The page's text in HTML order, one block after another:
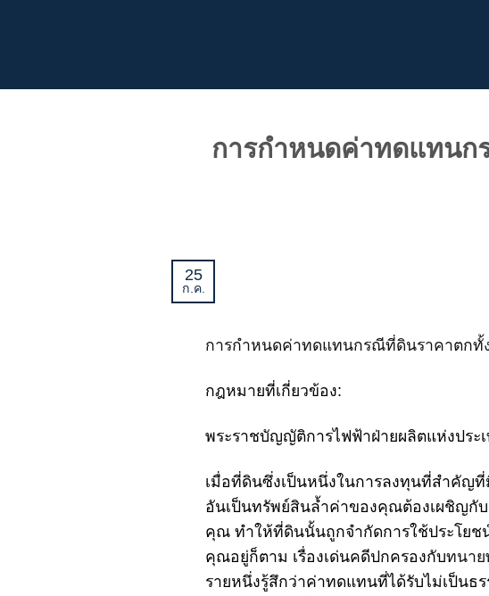
เนื้อหา
การกำหนดค่าทดแทนก
25
ก.ค.
การกำหนดค่าทดแทนกรณีที่ดินราคาตกทั้
กฎหมายที่เกี่ยวข้อง:
พระราชบัญญัติการไฟฟ้าฝ่ายผลิตแห่งประ
เมื่อที่ดินซึ่งเป็นหนึ่งในการลงทุนที่สำคัญที่
อันเป็นทรัพย์สินล้ำค่าของคุณต้องเผชิญกั
คุณ ทำให้ที่ดินนั้นถูกจำกัดการใช้ประโยช
คุณอยู่ก็ตาม เรื่องเด่นคดีปกครองกับทนาย
รายหนึ่งรู้สึกว่าค่าทดแทนที่ได้รับไม่เป็นธ